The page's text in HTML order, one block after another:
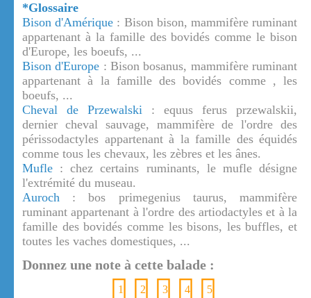
*Glossaire
Bison d'Amérique : Bison bison, mammifère ruminant
appartenant à la famille des bovidés comme le bison
d'Europe, les boeufs, ...
Bison d'Europe : Bison bosanus, mammifère ruminant
appartenant à la famille des bovidés comme , les
boeufs, ...
Cheval de Przewalski : equus ferus przewalskii,
dernier cheval sauvage, mammifère de l'ordre des
périssodactyles appartenant à la famille des équidés
comme tous les chevaux, les zèbres et les ânes.
Mufle : chez certains ruminants, le mufle désigne
l'extrémité du museau.
Auroch : bos primegenius taurus, mammifère
ruminant appartenant à l'ordre des artiodactyles et à la
famille des bovidés comme les bisons, les buffles, et
toutes les vaches domestiques, ...
Donnez une note à cette balade :
1 2 3 4 5